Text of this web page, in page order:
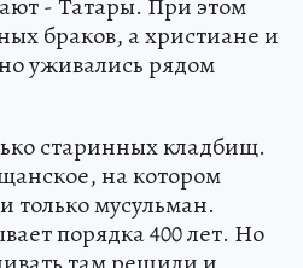
браков, а христиане и
уживались рядом
старинных кладбищ.
на котором
только мусульман.
порядка 400 лет. Но